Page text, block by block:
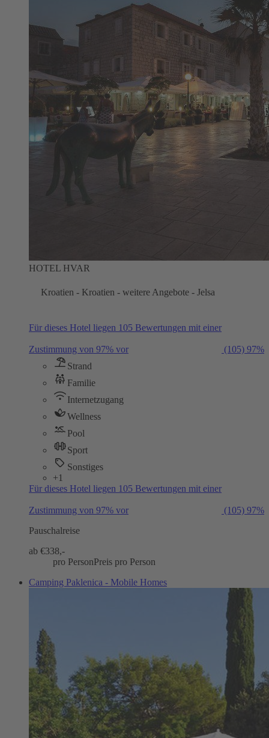
HOTEL HVAR
Kroatien - Kroatien - weitere Angebote - Jelsa
Für dieses Hotel liegen 105 Bewertungen mit einer
Zustimmung von 97% vor (105) 97%
Strand
Familie
Internetzugang
Wellness
Pool
Sport
Sonstiges
+1
Für dieses Hotel liegen 105 Bewertungen mit einer
Zustimmung von 97% vor (105) 97%
Pauschalreise
ab €338,-
pro PersonPreis pro Person
Camping Paklenica - Mobile Homes